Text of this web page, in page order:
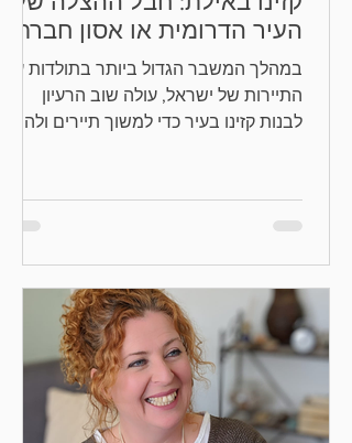
העיר הדרומית או אסון
במהלך המשבר הגדול ביותר בתולדות עיר
התיירות של ישראל, עולה שוב הרעיון
לבנות קזינו בעיר כדי למשוך תיירים ולהוזיל